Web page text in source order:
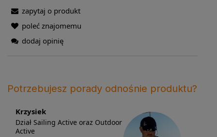
zapytaj o produkt
poleć znajomemu
dodaj opinię
Potrzebujesz porady odnośnie produktu?
Krzysiek
Dział Sailing Active oraz Outdoor
Active